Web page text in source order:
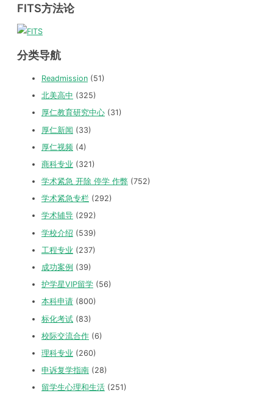
FITS方法论
分类导航
Readmission (51)
北美高中 (325)
厚仁教育研究中心 (31)
厚仁新闻 (33)
厚仁视频 (4)
商科专业 (321)
学术紧急 开除 停学 作弊 (752)
学术紧急专栏 (292)
学术辅导 (292)
学校介绍 (539)
工程专业 (237)
成功案例 (39)
护学星VIP留学 (56)
本科申请 (800)
标化考试 (83)
校际交流合作 (6)
理科专业 (260)
申诉复学指南 (28)
留学生心理和生活 (251)